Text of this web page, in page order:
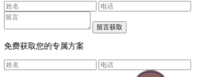
免费获取您的专属方案